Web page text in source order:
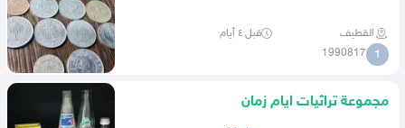
القطيف قبل ٤ أيام
1
1990817
مجموعة تراثيات ايام زمان